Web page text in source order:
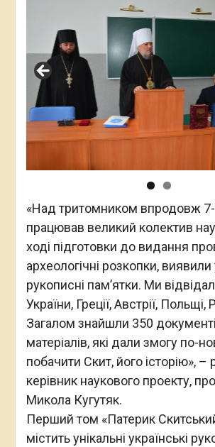
«Над тритомником впродовж 7-
працював великий колектив
ході підготовки до видання
археологічні розкопки, виявили
рукописні пам’ятки. Ми
України, Греції, Австрії, Польщі,
Загалом знайшли 350
матеріалів, які дали змогу по-
побачити Скит, його історію», –
керівник наукового проекту,
Микола Кугутяк.
Перший том «Патерик
містить унікальні українські